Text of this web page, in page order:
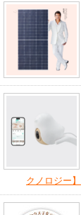
クノロジー】